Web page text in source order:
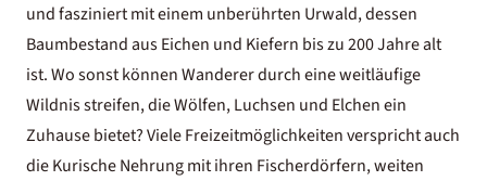
und fasziniert mit einem unberührten Urwald, dessen
Baumbestand aus Eichen und Kiefern bis zu 200 Jahre alt
ist. Wo sonst können Wanderer durch eine weitläufige
Wildnis streifen, die Wölfen, Luchsen und Elchen ein
Zuhause bietet? Viele Freizeitmöglichkeiten verspricht auch
die Kurische Nehrung mit ihren Fischerdörfern, weiten